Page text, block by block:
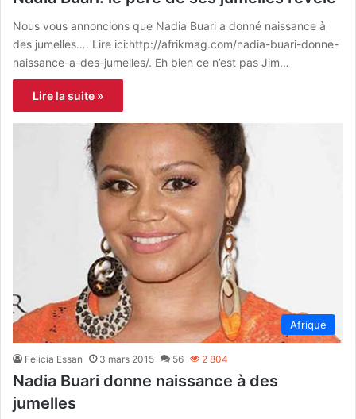
Nous vous annoncions que Nadia Buari a donné naissance à
des jumelles…. Lire ici:http://afrikmag.com/nadia-buari-donne-
naissance-a-des-jumelles/. Eh bien ce n’est pas Jim…
Lire la suite »
Afrique
Felicia Essan 3 mars 2015 56 2 804
Nadia Buari donne naissance à des
jumelles